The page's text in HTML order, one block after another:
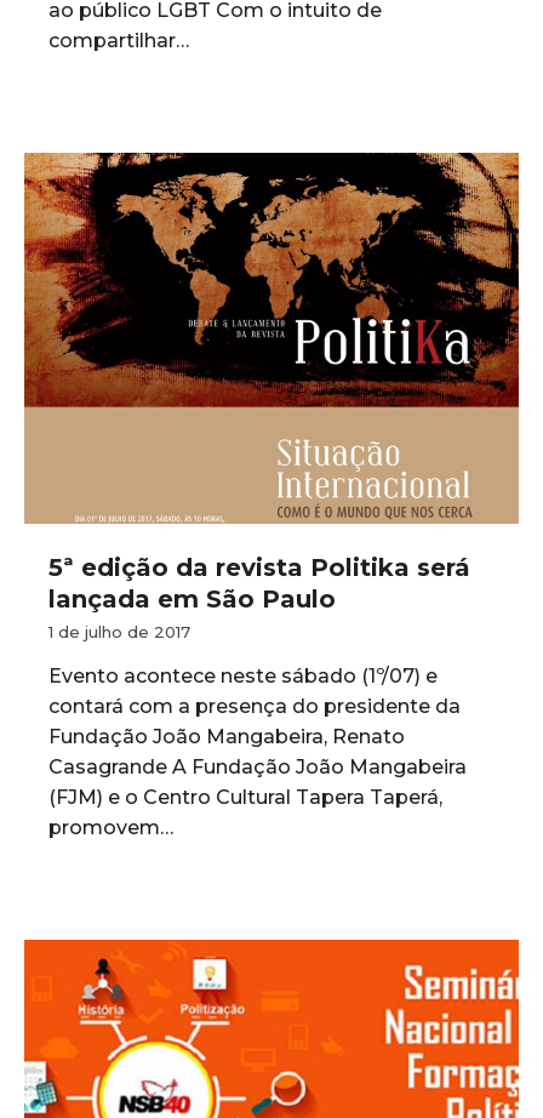
ao público LGBT Com o intuito de
compartilhar…
5ª edição da revista Politika será
lançada em São Paulo
1 de julho de 2017
Evento acontece neste sábado (1º/07) e
contará com a presença do presidente da
Fundação João Mangabeira, Renato
Casagrande A Fundação João Mangabeira
(FJM) e o Centro Cultural Tapera Taperá,
promovem…